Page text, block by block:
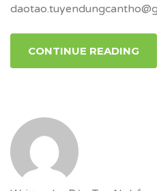
CONTINUE READING